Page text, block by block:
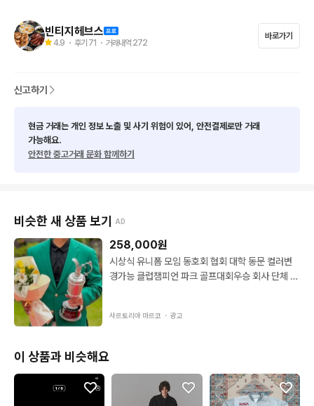
빈티지헤브스
4.9 ・ 후기 71 ・ 거래내역 272
바로가기
신고하기
현금 거래는 개인 정보 노출 및 사기 위험이 있어, 안전결제로만 거래
가능해요.
안전한 중고거래 문화 함께하기
비슷한 새 상품 보기 AD
258,000원
시상식 유니폼 모임 동호회 협회 대학 동문 컬러변
경가능 클럽챔피언 파크 골프대회우승 회사 단체 맞
사르토리아 마르코 ・ 광고
이 상품과 비슷해요